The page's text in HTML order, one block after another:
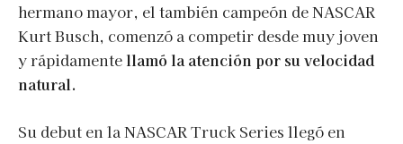
hermano mayor, el también campeón de NASCAR
Kurt Busch, comenzó a competir desde muy joven
y rápidamente llamó la atención por su velocidad
natural.
Su debut en la NASCAR Truck Series llegó en